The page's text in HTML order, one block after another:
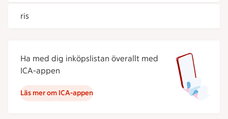
ris
Ha med dig inköpslistan överallt med
ICA-appen
Läs mer om ICA-appen